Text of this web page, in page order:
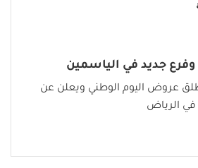
جديد في الياسمين
عروض اليوم الوطني ويعلن عن
في الرياض